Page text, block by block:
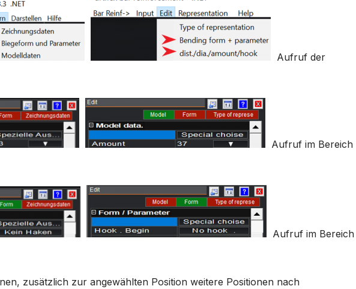
Aufruf der
Aufruf im Bereich
Aufruf im Bereich
zusätzlich zur angewählten Position weitere Positionen nach